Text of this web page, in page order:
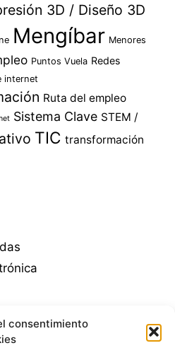
consentimiento
3D / Diseño 3D
Mengíbar Menores
Puntos Vuela Redes
internet
Ruta del empleo
Sistema Clave STEM /
TIC transformación